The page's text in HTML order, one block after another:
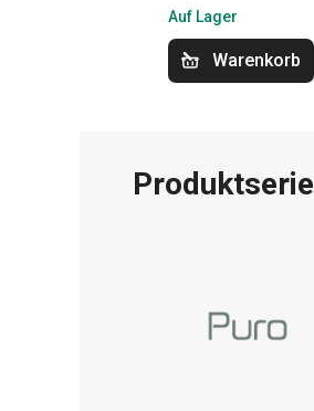
Auf Lager
Warenkorb
Produktserie